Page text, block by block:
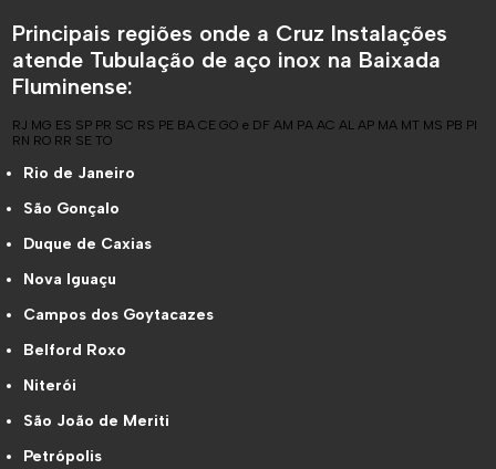
Principais regiões onde a Cruz Instalações
atende Tubulação de aço inox na Baixada
Fluminense:
RJ MG ES SP PR SC RS PE BA CE GO e DF AM PA AC AL AP MA MT MS PB PI
RN RO RR SE TO
Rio de Janeiro
São Gonçalo
Duque de Caxias
Nova Iguaçu
Campos dos Goytacazes
Belford Roxo
Niterói
São João de Meriti
Petrópolis